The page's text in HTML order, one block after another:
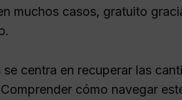
muchos casos, gratuito
centra en recuperar las
cómo navegar